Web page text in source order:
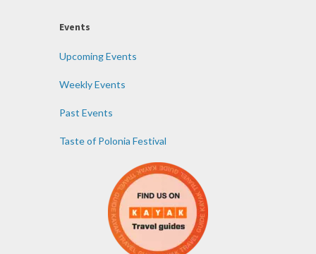
Events
Upcoming Events
Weekly Events
Past Events
Taste of Polonia Festival